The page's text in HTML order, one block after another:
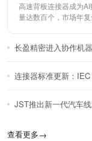
高速背板连接器成为
量达数百个，市场年复
长盈精密进入协作机
连接器标准更新：
JST推出新一代汽车
查看更多→